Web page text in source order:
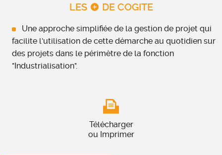
LES DE COGITE
Une approche simplifiée de la gestion de projet qui
facilite l'utilisation de cette démarche au quotidien sur
des projets dans le périmètre de la fonction
"Industrialisation".
Télécharger
ou Imprimer